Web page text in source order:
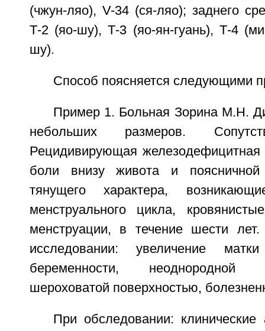
(чжун-ляо), V-34 (ся-ляо); заднего
Т-2 (яо-шу), Т-3 (яо-ян-гуань), Т-4
шу).
Способ поясняется следующими
Пример 1. Больная Зорина М.Н.
небольших размеров.
Рецидивирующая
боли внизу живота и
тянущего характера,
менструального цикла,
менструации, в течение шести
исследовании: увеличение
беременности, неоднородной
шероховатой поверхностью,
При обследовании: